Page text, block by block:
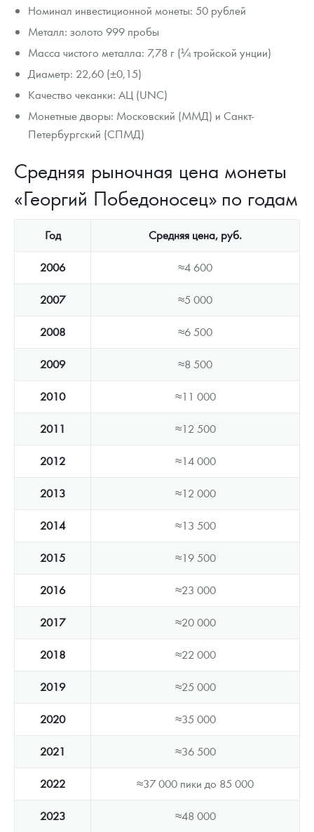
Номинал инвестиционной монеты: 50 рублей
Металл: золото 999 пробы
Масса чистого металла: 7,78 г (¼ тройской унции)
Диаметр: 22,60 (±0,15)
Качество чеканки: АЦ (UNC)
Монетные дворы: Московский (ММД) и Санкт-
Петербургский (СПМД)
Средняя рыночная цена монеты
«Георгий Победоносец» по годам
Год Средняя цена, руб.
2006 ≈4 600
2007 ≈5 000
2008 ≈6 500
2009 ≈8 500
2010 ≈11 000
2011 ≈12 500
2012 ≈14 000
2013 ≈12 000
2014 ≈13 500
2015 ≈19 500
2016 ≈23 000
2017 ≈20 000
2018 ≈22 000
2019 ≈25 000
2020 ≈35 000
2021 ≈36 500
2022 ≈37 000 пики до 85 000
2023 ≈48 000